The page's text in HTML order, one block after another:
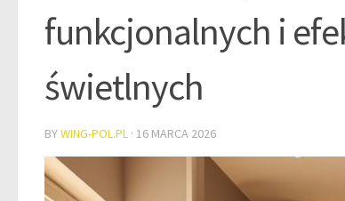
funkcjonalnych i
świetlnych
BYWING-POL.PL · 16 MARCA 2026